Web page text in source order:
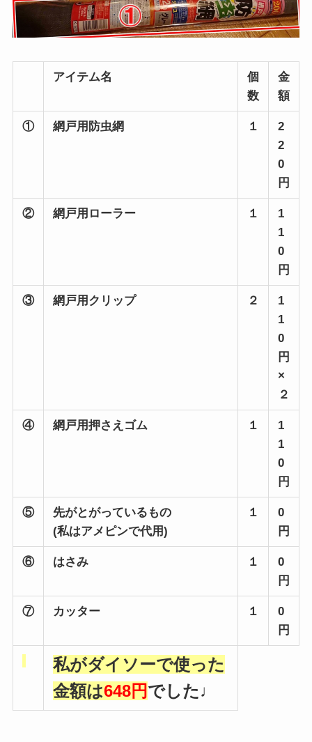
アイテム名
個
数
金
額
① 網戸用防虫網 １
2
2
0
円
② 網戸用ローラー １
1
1
0
円
③ 網戸用クリップ ２
1
1
0
円
×
２
④ 網戸用押さえゴム １
1
1
0
円
⑤
先がとがっているもの
(私はアメピンで代用)
１
0
円
⑥ はさみ １
0
円
⑦ カッター １
0
円
私がダイソーで使った
金額は648円でした♩